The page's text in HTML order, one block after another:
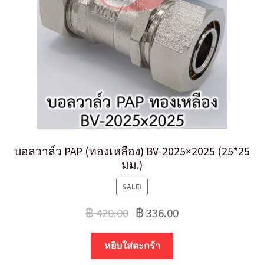
บอลวาล์ว PAP (ทองเหลือง) BV-2025×2025 (25*25
มม.)
SALE!
฿420.00 ฿336.00
หยิบใส่ตะกร้า